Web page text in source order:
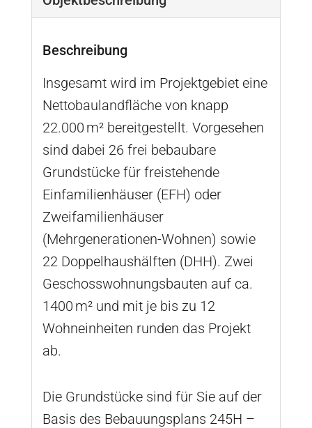
Beschreibung
Insgesamt wird im Projektgebiet eine
Nettobaulandfläche von knapp
22.000 m² bereitgestellt. Vorgesehen
sind dabei 26 frei bebaubare
Grundstücke für freistehende
Einfamilienhäuser (EFH) oder
Zweifamilienhäuser
(Mehrgenerationen-Wohnen) sowie
22 Doppelhaushälften (DHH). Zwei
Geschosswohnungsbauten auf ca.
1400 m² und mit je bis zu 12
Wohneinheiten runden das Projekt
ab.
Die Grundstücke sind für Sie auf der
Basis des Bebauungsplans 245H –